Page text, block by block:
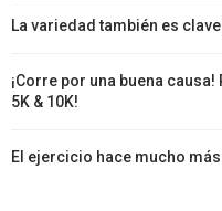
La variedad también es
¡Corre por una buena causa!
5K & 10K!
El ejercicio hace mucho